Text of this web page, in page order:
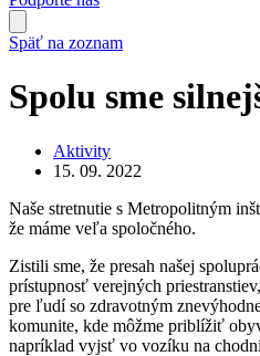
Späť na zoznam
Spolu sme
Aktivity
15. 09. 2022
Naše stretnutie s Metropolitným
že máme veľa spoločného.
Zistili sme, že presah našej
prístupnosť verejných
pre ľudí so zdravotným
komunite, kde môžme priblížiť
napríklad vyjsť vo vozíku na